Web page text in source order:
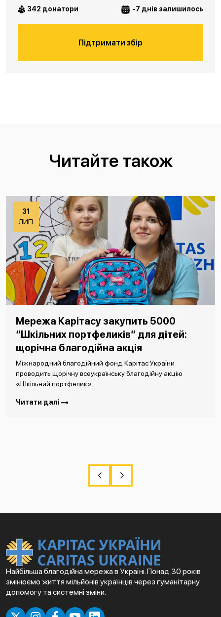
342 донатори -7 днів залишилось
Підтримати збір
Читайте також
31
ЛИП
Мережа Карітасу закупить 5000
“Шкільних портфеликів” для дітей:
щорічна благодійна акція
Міжнародний благодійний фонд Карітас України
проводить щорічну всеукраїнську благодійну акцію
«Шкільний портфелик».
Читати далі
Найбільша благодійна мережа в Україні. Понад 30 років
змінюємо життя мільйонів українців через гуманітарну
допомогу та системні зміни.